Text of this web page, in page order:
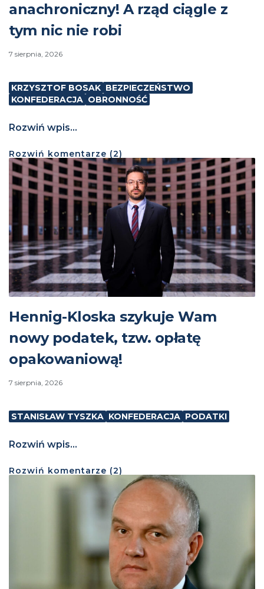
anachroniczny! A rząd ciągle z
tym nic nie robi
7 sierpnia, 2026
KRZYSZTOF BOSAK BEZPIECZEŃSTWO
KONFEDERACJA OBRONNOŚĆ
Rozwiń wpis...
Rozwiń komentarze (2)
Hennig-Kloska szykuje Wam
nowy podatek, tzw. opłatę
opakowaniową!
7 sierpnia, 2026
STANISŁAW TYSZKA KONFEDERACJA PODATKI
Rozwiń wpis...
Rozwiń komentarze (2)